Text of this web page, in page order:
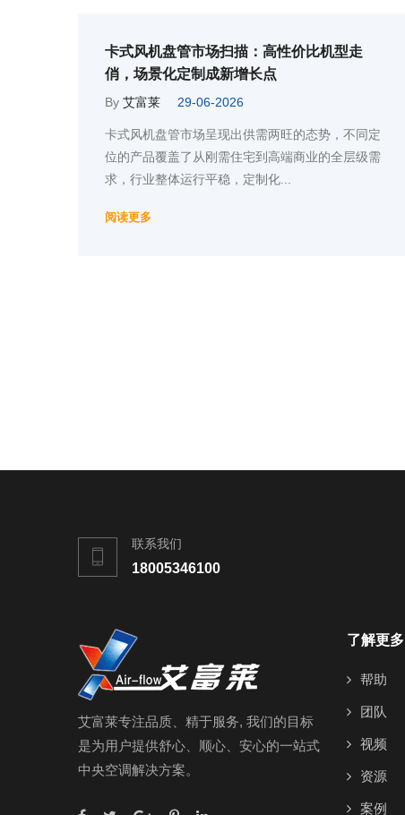
卡式风机盘管市场扫描：高性价比机型走
俏，场景化定制成新增长点
By 艾富莱 29-06-2026
卡式风机盘管市场呈现出供需两旺的态势，不同定
位的产品覆盖了从刚需住宅到高端商业的全层级需
求，行业整体运行平稳，定制化...
阅读更多
联系我们
18005346100
艾富莱专注品质、精于服务, 我们的目标
是为用户提供舒心、顺心、安心的一站式
中央空调解决方案。
了解更多
帮助
团队
视频
资源
案例